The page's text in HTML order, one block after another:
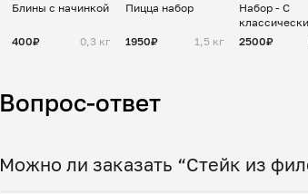
Блины с начинкой
400₽ 0,3 кг
Пицца набор
1950₽ 1,5 кг
Набор - С
акцентом
2500₽
Вопрос-ответ
Можно ли заказать “Стейк из